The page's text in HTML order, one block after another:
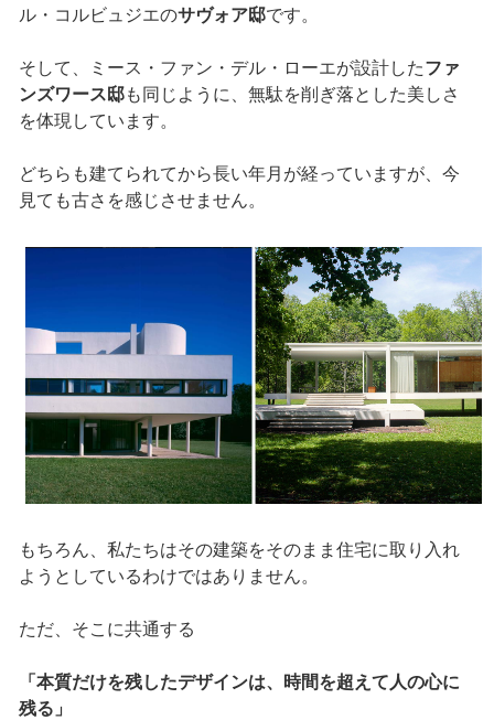
ル・コルビュジエのサヴォア邸です。
そして、ミース・ファン・デル・ローエが設計したファ
ンズワース邸も同じように、無駄を削ぎ落とした美しさ
を体現しています。
どちらも建てられてから長い年月が経っていますが、今
見ても古さを感じさせません。
もちろん、私たちはその建築をそのまま住宅に取り入れ
ようとしているわけではありません。
ただ、そこに共通する
「本質だけを残したデザインは、時間を超えて人の心に
残る」